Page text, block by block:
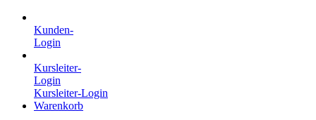
Kunden-
Login
Kursleiter-
Login
Kursleiter-Login
Warenkorb